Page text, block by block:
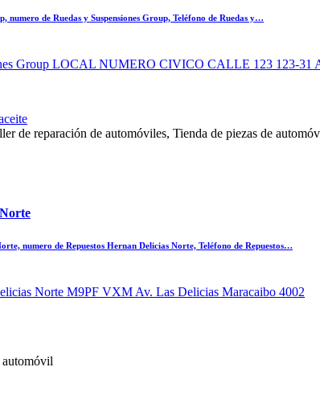
numero de Ruedas y Suspensiones Group, Teléfono de Ruedas y…
Group LOCAL NUMERO CIVICO CALLE 123 123-31
de reparación de automóviles, Tienda de piezas de
numero de Repuestos Hernan Delicias Norte, Teléfono de Repuestos…
Norte M9PF VXM Av. Las Delicias Maracaibo 4002
automóvil